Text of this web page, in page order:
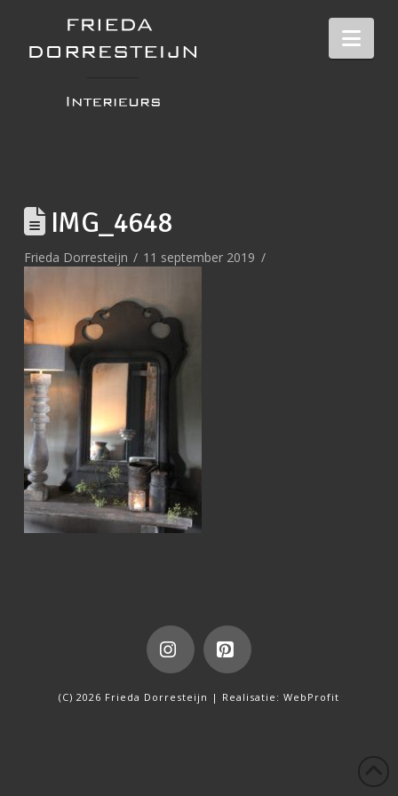
IMG_4648
Frieda Dorresteijn 11 september 2019
InstagramPinterest
(C) 2026 Frieda Dorresteijn | Realisatie: WebProfit